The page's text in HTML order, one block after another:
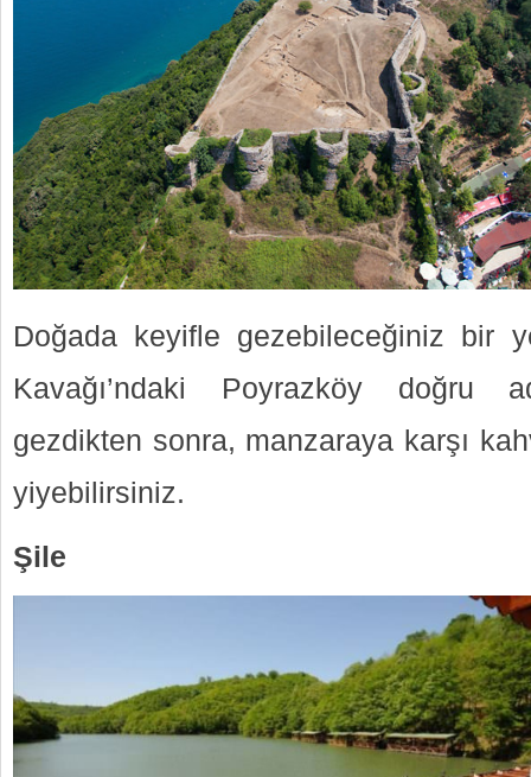
Doğada keyifle gezebileceğiniz bir
Kavağı’ndaki Poyrazköy doğru
gezdikten sonra, manzaraya karşı
yiyebilirsiniz.
Şile